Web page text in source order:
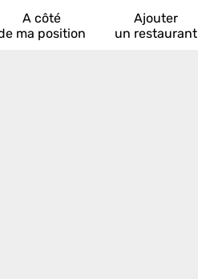
A côté
ma position
Ajouter
un restaurant